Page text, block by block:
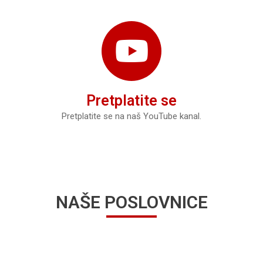
Pretplatite se
Pretplatite se na naš YouTube kanal.
NAŠE POSLOVNICE